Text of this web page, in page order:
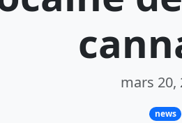
mars 20,
news